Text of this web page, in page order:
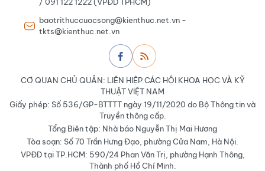
baotrithuccuocsong@kienthuc.net.vn -
tkts@kienthuc.net.vn
CƠ QUAN CHỦ QUẢN: LIÊN HIỆP CÁC HỘI KHOA HỌC VÀ KỸ
THUẬT VIỆT NAM
Giấy phép: Số 536/GP-BTTTT ngày 19/11/2020 do Bộ Thông tin và
Truyền thông cấp.
Tổng Biên tập: Nhà báo Nguyễn Thị Mai Hương
Tòa soạn: Số 70 Trần Hưng Đạo, phường Cửa Nam, Hà Nội.
VPĐD tại TP.HCM: 590/24 Phan Văn Trị, phường Hạnh Thông,
Thành phố Hồ Chí Minh.